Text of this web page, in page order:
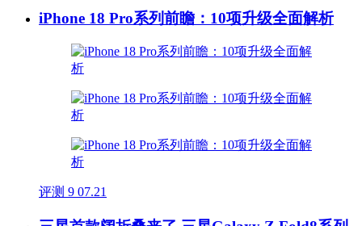
iPhone 18 Pro系列前瞻：10项升级全面解析
评测 9 07.21